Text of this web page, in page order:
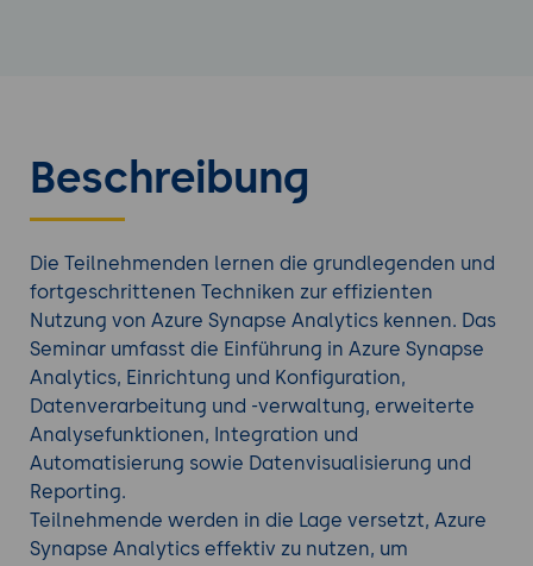
Beschreibung
Die Teilnehmenden lernen die grundlegenden und
fortgeschrittenen Techniken zur effizienten
Nutzung von Azure Synapse Analytics kennen. Das
Seminar umfasst die Einführung in Azure Synapse
Analytics, Einrichtung und Konfiguration,
Datenverarbeitung und -verwaltung, erweiterte
Analysefunktionen, Integration und
Automatisierung sowie Datenvisualisierung und
Reporting.
Teilnehmende werden in die Lage versetzt, Azure
Synapse Analytics effektiv zu nutzen, um